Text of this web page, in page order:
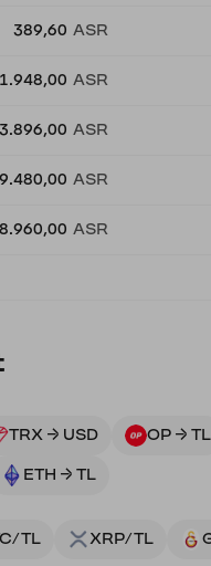
389,60 ASR
1.948,00 ASR
3.896,00 ASR
ASR
ASR
TRX → USD OP → TL
ETH → TL
TL XRP/TL